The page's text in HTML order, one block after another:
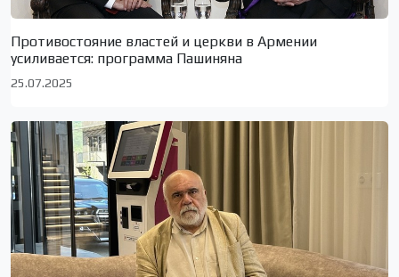
Противостояние властей и церкви в Армении
усиливается: программа Пашиняна
25.07.2025